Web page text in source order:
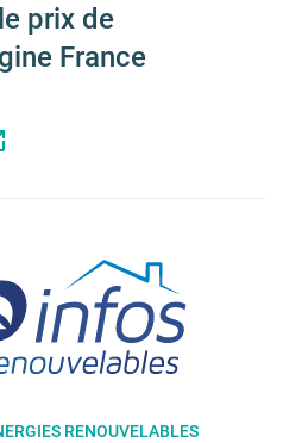
prix de
France
RENOUVELABLES